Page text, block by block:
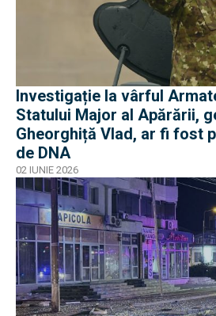
Investigație la vârful
Statului Major al Apărării,
Gheorghiță Vlad, ar fi fost
de DNA
02 IUNIE 2026